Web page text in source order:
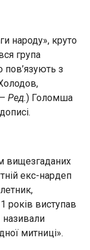
народу», круто
група
пов’язують з
Ред.) Голомша
вищезгаданих
екс-нардеп
років виступав
називали
митниці».